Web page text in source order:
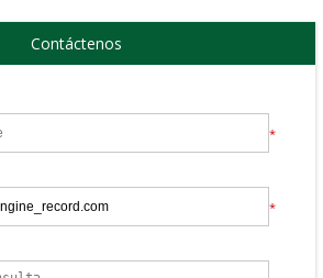
Contáctenos
*
*